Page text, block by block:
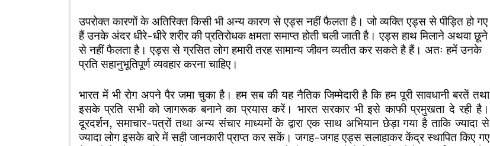
उपरोक्त कारणों के अतिरिक्त किसी भी अन्य कारण से एड्स नहीं फैलता है। जो व्यक्ति एड्स से पीड़ित हो गए
हैं उनके अंदर धीरे-धीरे शरीर की प्रतिरोधक क्षमता समाप्त होती चली जाती है। एड्स हाथ मिलाने अथवा छूने
से नहीं फैलता है। एड्स से ग्रसित लोग हमारी तरह सामान्य जीवन व्यतीत कर सकते है हैं। अतः हमें उनके
प्रति सहानुभूतिपूर्ण व्यवहार करना चाहिए।
भारत में भी रोग अपने पैर जमा चुका है। हम सब की यह नैतिक जिम्मेदारी है कि हम पूरी सावधानी बरतें तथा
इसके प्रति सभी को जागरूक बनाने का प्रयास करें। भारत सरकार भी इसे काफी प्रमुखता दे रही है।
दूरदर्शन, समाचार-पत्रों तथा अन्य संचार माध्यमों के द्वारा एक साथ अभियान छेड़ा गया है ताकि ज्यादा से
ज्यादा लोग इसके बारे में सही जानकारी प्राप्त कर सकें। जगह-जगह एड्स सलाहाकर केंद्र स्थापित किए गए